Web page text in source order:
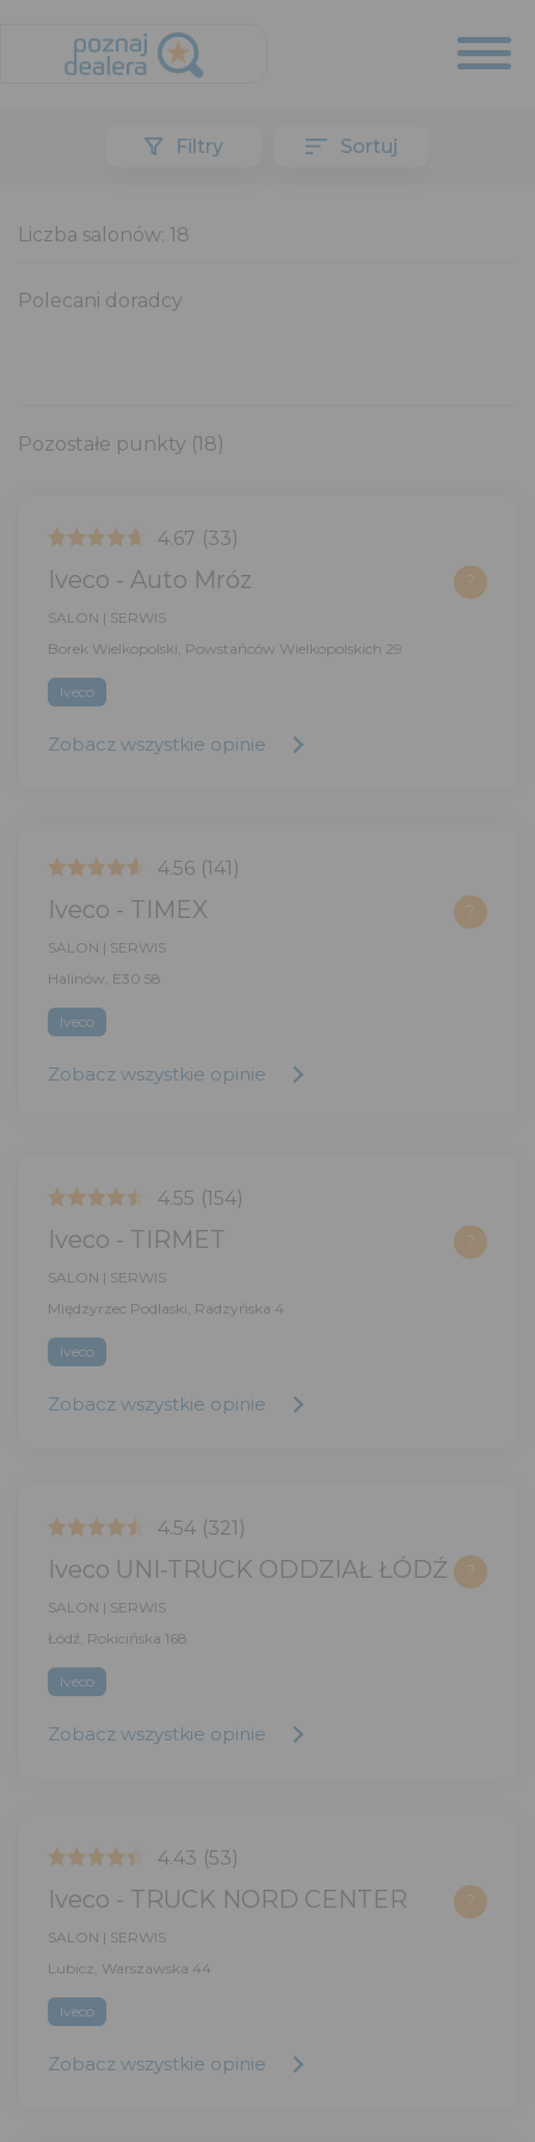
Filtry Sortuj
Liczba salonów: 18
Polecani doradcy
Pozostałe punkty (18)
4.67 (33)
Iveco - Auto Mróz ?
SALON | SERWIS
Borek Wielkopolski, Powstańców Wielkopolskich 29
Iveco
Zobacz wszystkie opinie
4.56 (141)
Iveco - TIMEX ?
SALON | SERWIS
Halinów, E30 58
Iveco
Zobacz wszystkie opinie
4.55 (154)
Iveco - TIRMET ?
SALON | SERWIS
Międzyrzec Podlaski, Radzyńska 4
Iveco
Zobacz wszystkie opinie
4.54 (321)
Iveco UNI-TRUCK ODDZIAŁ ŁÓDŹ ?
SALON | SERWIS
Łódź, Rokicińska 168
Iveco
Zobacz wszystkie opinie
4.43 (53)
Iveco - TRUCK NORD CENTER ?
SALON | SERWIS
Lubicz, Warszawska 44
Iveco
Zobacz wszystkie opinie